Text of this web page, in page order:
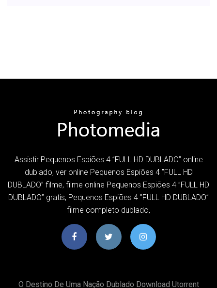
Assistir Pequenos Espiões 4 ”FULL HD DUBLADO” online
dublado, ver online Pequenos Espiões 4 ”FULL HD
DUBLADO” filme, filme online Pequenos Espiões 4 ”FULL HD
DUBLADO” gratis, Pequenos Espiões 4 ”FULL HD DUBLADO”
filme completo dublado,
O Destino De Uma Nação Dublado Download Utorrent